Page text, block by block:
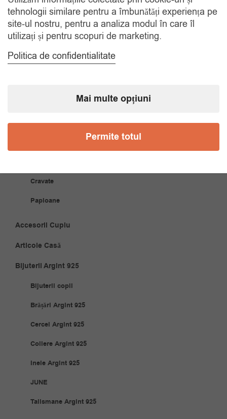
Gratuit, indiferent de motiv
COMANDA TELEFONIC
Accesorii Bărbăți
Cravate
Papioane
Accesorii Cuplu
Articole Casă
Bijuterii Argint 925
Bijuterii copii
Brățări Argint 925
Cercei Argint 925
Coliere Argint 925
Inele Argint 925
JUNE
Talismane Argint 925
tehnologii similare pentru a îmbunătăți experiența pe
site-ul nostru, pentru a analiza modul în care îl
utilizați și pentru scopuri de marketing.
Politica de confidentialitate
Mai multe opțiuni
Permite totul